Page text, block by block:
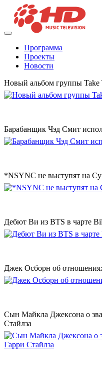
Программа
Проекты
Новости
Новый альбом группы Take
Барабанщик Чэд Смит
*NSYNC не выступят на
Дебют Ви из BTS в чарте
Джек Осборн об
Сын Майкла Джексона о
Стайлза